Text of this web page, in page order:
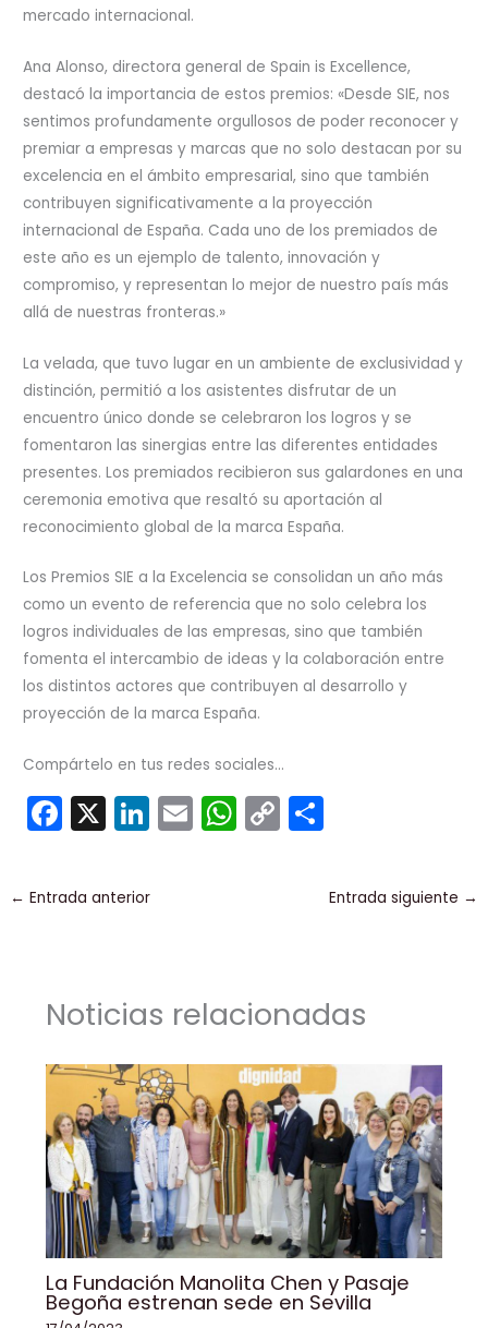
mercado internacional.
Ana Alonso, directora general de Spain is Excellence,
destacó la importancia de estos premios: «Desde SIE, nos
sentimos profundamente orgullosos de poder reconocer y
premiar a empresas y marcas que no solo destacan por su
excelencia en el ámbito empresarial, sino que también
contribuyen significativamente a la proyección
internacional de España. Cada uno de los premiados de
este año es un ejemplo de talento, innovación y
compromiso, y representan lo mejor de nuestro país más
allá de nuestras fronteras.»
La velada, que tuvo lugar en un ambiente de exclusividad y
distinción, permitió a los asistentes disfrutar de un
encuentro único donde se celebraron los logros y se
fomentaron las sinergias entre las diferentes entidades
presentes. Los premiados recibieron sus galardones en una
ceremonia emotiva que resaltó su aportación al
reconocimiento global de la marca España.
Los Premios SIE a la Excelencia se consolidan un año más
como un evento de referencia que no solo celebra los
logros individuales de las empresas, sino que también
fomenta el intercambio de ideas y la colaboración entre
los distintos actores que contribuyen al desarrollo y
proyección de la marca España.
Compártelo en tus redes sociales...
F
c
e
o
k
X Li
k
E W
p
C
k
m
p
← Entrada anterior Entrada siguiente →
Noticias relacionadas
La Fundación Manolita Chen y Pasaje
Begoña estrenan sede en Sevilla